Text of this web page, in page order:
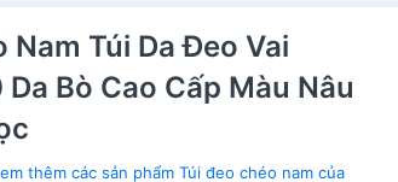
Nam Túi Da Đeo Vai
Da Bò Cao Cấp Màu Nâu
thêm các sản phẩm Túi đeo chéo nam của